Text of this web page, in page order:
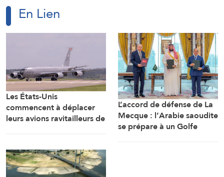
En Lien
Les États-Unis
commencent à déplacer
leurs avions ravitailleurs de
L’accord de défense de La
Mecque : l’Arabie saoudite
se prépare à un Golfe